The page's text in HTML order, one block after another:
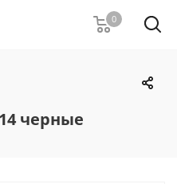
0
черные